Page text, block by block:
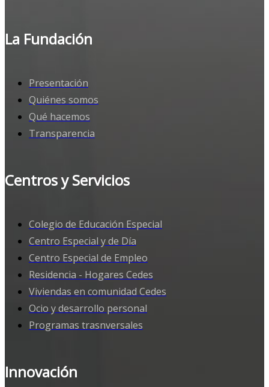
La Fundación
Presentación
Quiénes somos
Qué hacemos
Transparencia
Centros y Servicios
Colegio de Educación Especial
Centro Especial y de Día
Centro Especial de Empleo
Residencia - Hogares Cedes
Viviendas en comunidad Cedes
Ocio y desarrollo personal
Programas trasnversales
Innovación